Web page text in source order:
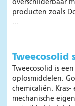
overschilderbaar
producten zoals
...
Tweecosolid
Tweecosolid is
oplosmiddelen.
chemicaliën. Kras-
mechanische